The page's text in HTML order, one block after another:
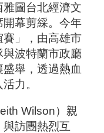
圖台北經濟文
幕剪綵。今年
」，由高雄市
波特蘭市政廳
舉，透過熱血
力。
Wilson）親
訪團熱烈互